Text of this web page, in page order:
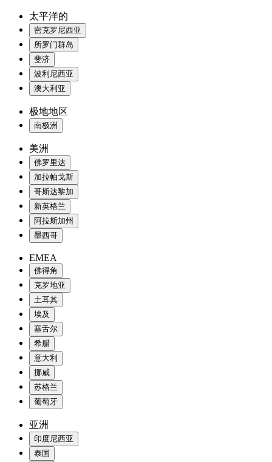
太平洋的
密克罗尼西亚
所罗门群岛
斐济
波利尼西亚
澳大利亚
极地地区
南极洲
美洲
佛罗里达
加拉帕戈斯
哥斯达黎加
新英格兰
阿拉斯加州
墨西哥
EMEA
佛得角
克罗地亚
土耳其
埃及
塞舌尔
希腊
意大利
挪威
苏格兰
葡萄牙
亚洲
印度尼西亚
泰国